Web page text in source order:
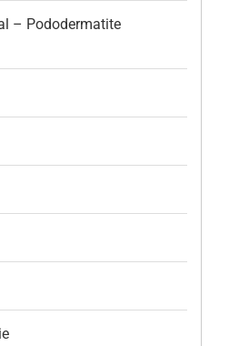
– Pododermatite